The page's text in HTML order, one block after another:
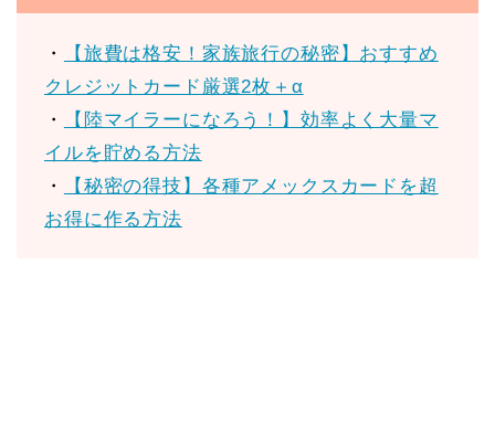
・
【旅費は格安！家族旅行の秘密】おすすめ
クレジットカード厳選2枚＋α
・
【陸マイラーになろう！】効率よく大量マ
イルを貯める方法
・
【秘密の得技】各種アメックスカードを超
お得に作る方法